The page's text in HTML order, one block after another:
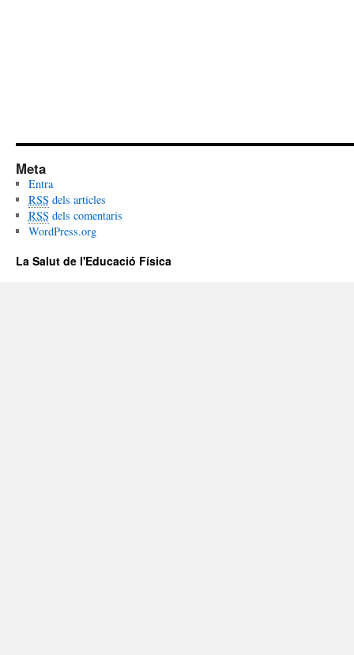
Meta
Entra
RSS dels articles
RSS dels comentaris
WordPress.org
La Salut de l'Educació Física